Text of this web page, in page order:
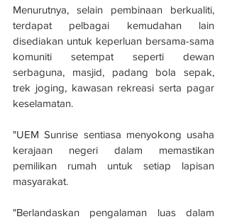
Menurutnya, selain pembinaan berkualiti,
terdapat pelbagai kemudahan lain
disediakan untuk keperluan bersama-sama
komuniti setempat seperti dewan
serbaguna, masjid, padang bola sepak,
trek joging, kawasan rekreasi serta pagar
keselamatan.
"UEM Sunrise sentiasa menyokong usaha
kerajaan negeri dalam memastikan
pemilikan rumah untuk setiap lapisan
masyarakat.
"Berlandaskan pengalaman luas dalam